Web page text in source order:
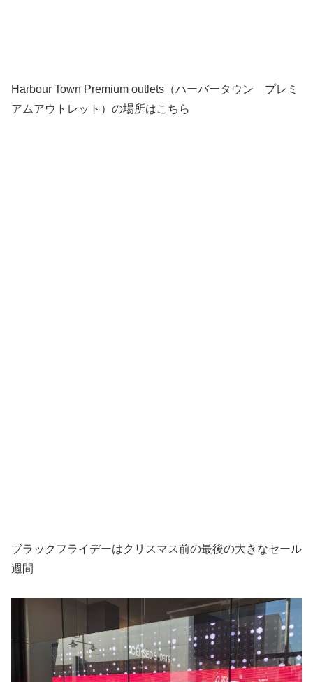
Harbour Town Premium outlets（ハーバータウン プレミ
アムアウトレット）の場所はこちら
ブラックフライデーはクリスマス前の最後の大きなセール
週間